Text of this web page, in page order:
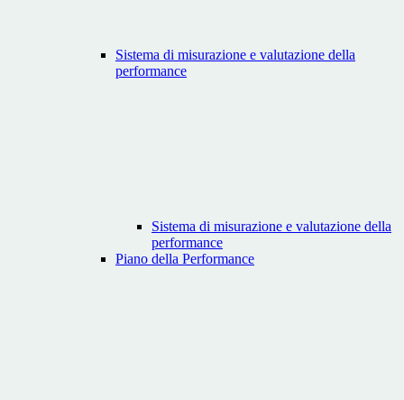
Sistema di misurazione e valutazione della
performance
Sistema di misurazione e valutazione della
performance
Piano della Performance